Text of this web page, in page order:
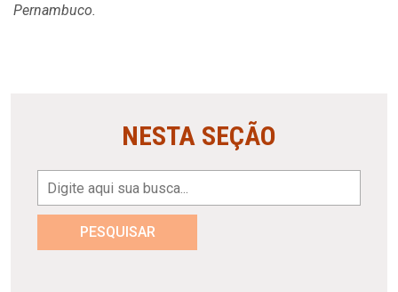
Pernambuco.
NESTA SEÇÃO
PESQUISAR